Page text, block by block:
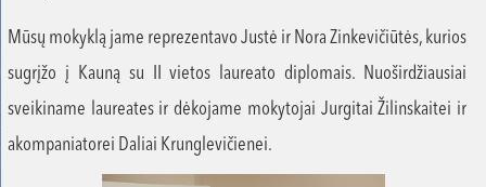
Mūsų mokyklą jame reprezentavo Justė ir Nora Zinkevičiūtės, kurios
sugrįžo į Kauną su II vietos laureato diplomais. Nuoširdžiausiai
sveikiname laureates ir dėkojame mokytojai Jurgitai Žilinskaitei ir
akompaniatorei Daliai Krunglevičienei.